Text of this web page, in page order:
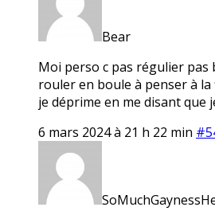
Bear
Moi perso c pas régulier pas
rouler en boule à penser à la
je déprime en me disant que
6 mars 2024 à 21 h 22 min